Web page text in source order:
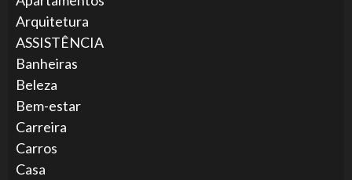
Arquitetura
ASSISTÊNCIA
Banheiras
Beleza
Bem-estar
Carreira
Carros
Casa